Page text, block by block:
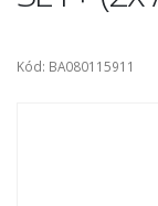
Kód: BA080115911